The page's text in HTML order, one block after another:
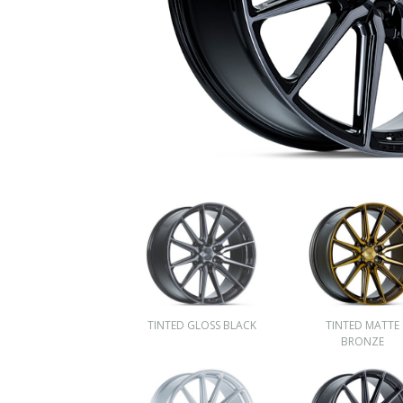
TINTED GLOSS BLACK
TINTED MATTE
BRONZE